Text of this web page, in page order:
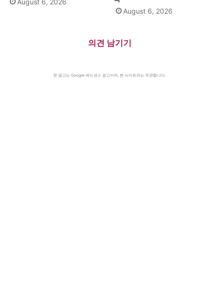
August 6, 2026
August 6, 2026
의견 남기기
본 광고는 Google 애드센스 광고이며, 본 사이트와는 무관합니다.